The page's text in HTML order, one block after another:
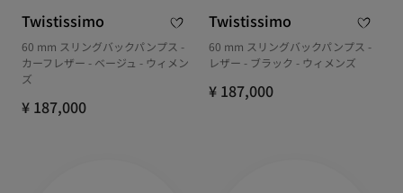
Twistissimo
60 mm スリングバックパンプス -
カーフレザー - ベージュ - ウィメン
ズ
¥ 187,000
Twistissimo
60 mm スリングバックパンプス -
レザー - ブラック - ウィメンズ
¥ 187,000